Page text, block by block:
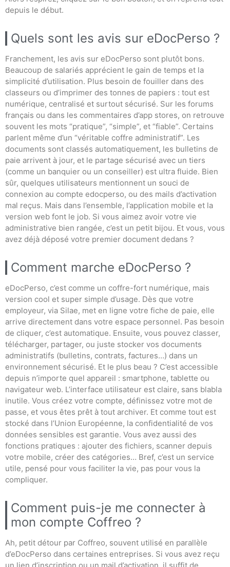
depuis le début.
Quels sont les avis sur eDocPerso ?
Franchement, les avis sur eDocPerso sont plutôt bons.
Beaucoup de salariés apprécient le gain de temps et la
simplicité d’utilisation. Plus besoin de fouiller dans des
classeurs ou d’imprimer des tonnes de papiers : tout est
numérique, centralisé et surtout sécurisé. Sur les forums
français ou dans les commentaires d’app stores, on retrouve
souvent les mots “pratique”, “simple”, et “fiable”. Certains
parlent même d’un “véritable coffre administratif”. Les
documents sont classés automatiquement, les bulletins de
paie arrivent à jour, et le partage sécurisé avec un tiers
(comme un banquier ou un conseiller) est ultra fluide. Bien
sûr, quelques utilisateurs mentionnent un souci de
connexion au compte edocperso, ou des mails d’activation
mal reçus. Mais dans l’ensemble, l’application mobile et la
version web font le job. Si vous aimez avoir votre vie
administrative bien rangée, c’est un petit bijou. Et vous, vous
avez déjà déposé votre premier document dedans ?
Comment marche eDocPerso ?
eDocPerso, c’est comme un coffre-fort numérique, mais
version cool et super simple d’usage. Dès que votre
employeur, via Silae, met en ligne votre fiche de paie, elle
arrive directement dans votre espace personnel. Pas besoin
de cliquer, c’est automatique. Ensuite, vous pouvez classer,
télécharger, partager, ou juste stocker vos documents
administratifs (bulletins, contrats, factures…) dans un
environnement sécurisé. Et le plus beau ? C’est accessible
depuis n’importe quel appareil : smartphone, tablette ou
navigateur web. L’interface utilisateur est claire, sans blabla
inutile. Vous créez votre compte, définissez votre mot de
passe, et vous êtes prêt à tout archiver. Et comme tout est
stocké dans l’Union Européenne, la confidentialité de vos
données sensibles est garantie. Vous avez aussi des
fonctions pratiques : ajouter des fichiers, scanner depuis
votre mobile, créer des catégories… Bref, c’est un service
utile, pensé pour vous faciliter la vie, pas pour vous la
compliquer.
Comment puis-je me connecter à
mon compte Coffreo ?
Ah, petit détour par Coffreo, souvent utilisé en parallèle
d’eDocPerso dans certaines entreprises. Si vous avez reçu
un lien d’inscription ou un mail d’activation, il suffit de